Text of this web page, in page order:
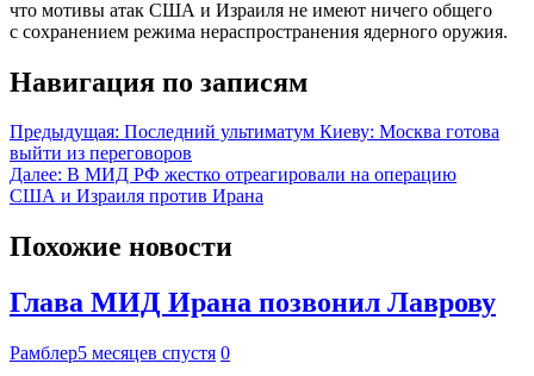
что мотивы атак США и Израиля не имеют ничего общего
с сохранением режима нераспространения ядерного оружия.
Навигация по записям
Предыдущая: Последний ультиматум Киеву: Москва готова
выйти из переговоров
Далее: В МИД РФ жестко отреагировали на операцию
США и Израиля против Ирана
Похожие новости
Глава МИД Ирана позвонил Лаврову
Рамблер5 месяцев спустя 0